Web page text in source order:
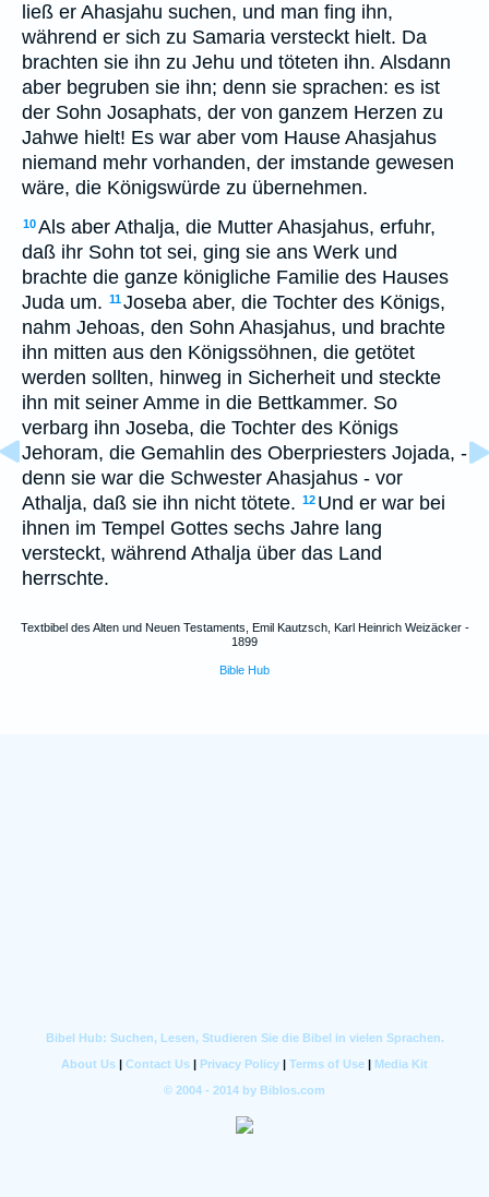
ließ er Ahasjahu suchen, und man fing ihn,
während er sich zu Samaria versteckt hielt. Da
brachten sie ihn zu Jehu und töteten ihn. Alsdann
aber begruben sie ihn; denn sie sprachen: es ist
der Sohn Josaphats, der von ganzem Herzen zu
Jahwe hielt! Es war aber vom Hause Ahasjahus
niemand mehr vorhanden, der imstande gewesen
wäre, die Königswürde zu übernehmen.
10Als aber Athalja, die Mutter Ahasjahus, erfuhr,
daß ihr Sohn tot sei, ging sie ans Werk und
brachte die ganze königliche Familie des Hauses
Juda um. 11Joseba aber, die Tochter des Königs,
nahm Jehoas, den Sohn Ahasjahus, und brachte
ihn mitten aus den Königssöhnen, die getötet
werden sollten, hinweg in Sicherheit und steckte
ihn mit seiner Amme in die Bettkammer. So
verbarg ihn Joseba, die Tochter des Königs
Jehoram, die Gemahlin des Oberpriesters Jojada, -
denn sie war die Schwester Ahasjahus - vor
Athalja, daß sie ihn nicht tötete. 12 Und er war bei
ihnen im Tempel Gottes sechs Jahre lang
versteckt, während Athalja über das Land
herrschte.
Textbibel des Alten und Neuen Testaments, Emil Kautzsch, Karl Heinrich Weizäcker -
1899
Bible Hub